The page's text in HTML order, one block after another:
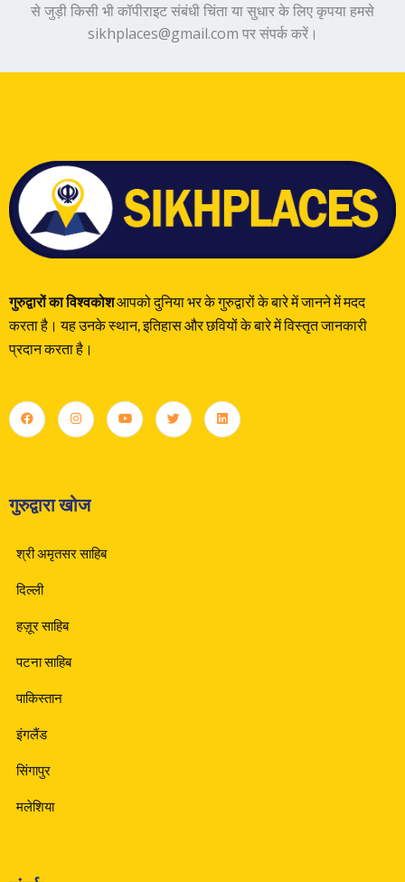
से जुड़ी किसी भी कॉपीराइट संबंधी चिंता या सुधार के लिए कृपया हमसे
sikhplaces@gmail.com पर संपर्क करें।
गुरुद्वारों का विश्वकोशआपको दुनिया भर के गुरुद्वारों के बारे में जानने में मदद
करता है। यह उनके स्थान, इतिहास और छवियों के बारे में विस्तृत जानकारी
प्रदान करता है।
गुरुद्वारा खोज
श्री अमृतसर साहिब
दिल्ली
हज़ूर साहिब
पटना साहिब
पाकिस्तान
इंगलैंड
सिंगापुर
मलेशिया